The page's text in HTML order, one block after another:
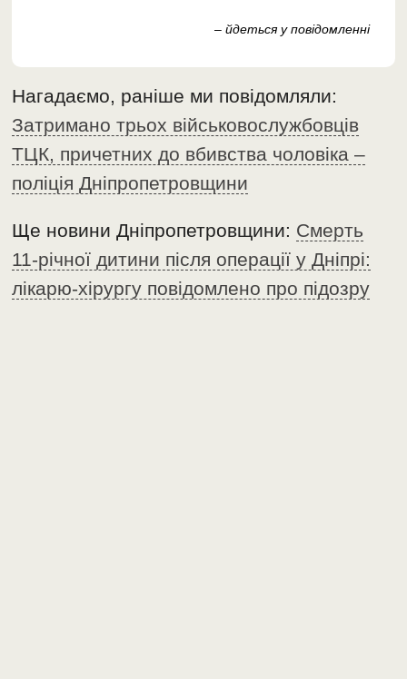
– йдеться у повідомленні
Нагадаємо, раніше ми повідомляли:
Затримано трьох військовослужбовців
ТЦК, причетних до вбивства чоловіка –
поліція Дніпропетровщини
Ще новини Дніпропетровщини: Смерть
11-річної дитини після операції у Дніпрі:
лікарю-хірургу повідомлено про підозру